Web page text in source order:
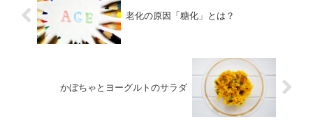
老化の原因「糖化」とは？
かぼちゃとヨーグルトのサラダ